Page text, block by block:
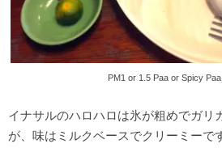
PM1 or 1.5 Paa or Spicy
イナサルのハロハロは氷が粗めでガリ
が、味はミルクベースでクリーミーで